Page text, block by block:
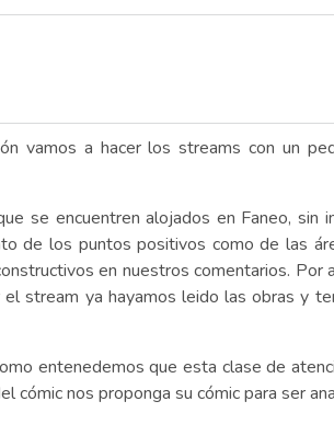
a hacer los streams con un
se encuentren alojados en Faneo, sin
de los puntos positivos como de las
en nuestros comentarios. Por
stream ya hayamos leido las obras y
entenedemos que esta clase de
cómic nos proponga su cómic para ser